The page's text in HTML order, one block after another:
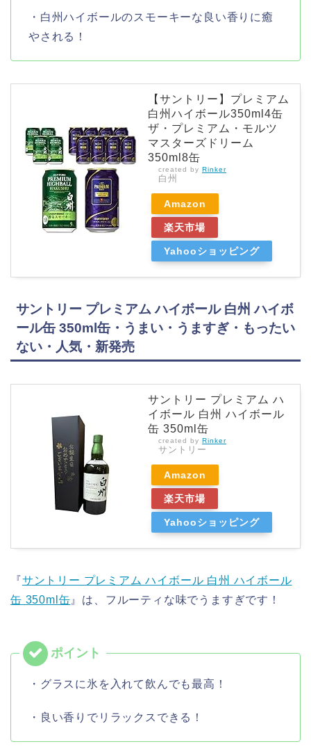
・白州ハイボールのスモーキーな良い香りに癒
やされる！
【サントリー】プレミアム
白州ハイボール350ml4缶
ザ・プレミアム・モルツ
マスターズドリーム
350ml8缶
created by Rinker
白州
Amazon
楽天市場
Yahooショッピング
サントリー プレミアム ハイボール 白州 ハイボ
ール缶 350ml缶・うまい・うますぎ・もったい
ない・人気・新発売
サントリー プレミアム ハ
イボール 白州 ハイボール
缶 350ml缶
created by Rinker
サントリー
Amazon
楽天市場
Yahooショッピング
『サントリー プレミアム ハイボール 白州 ハイボール
缶 350ml缶 』は、フルーティな味でうますぎです！
・グラスに氷を入れて飲んでも最高！
・良い香りでリラックスできる！